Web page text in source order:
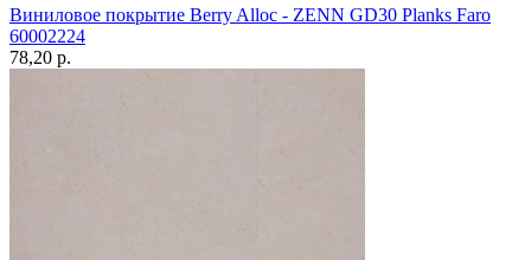
Виниловое покрытие Berry Alloc - ZENN GD30 Planks Faro
60002224
78,20 p.